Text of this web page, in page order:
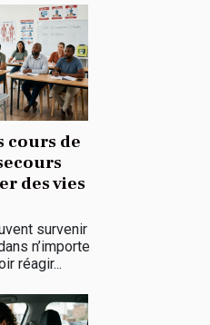
cours de
des vies
survenir
n’importe
réagir...